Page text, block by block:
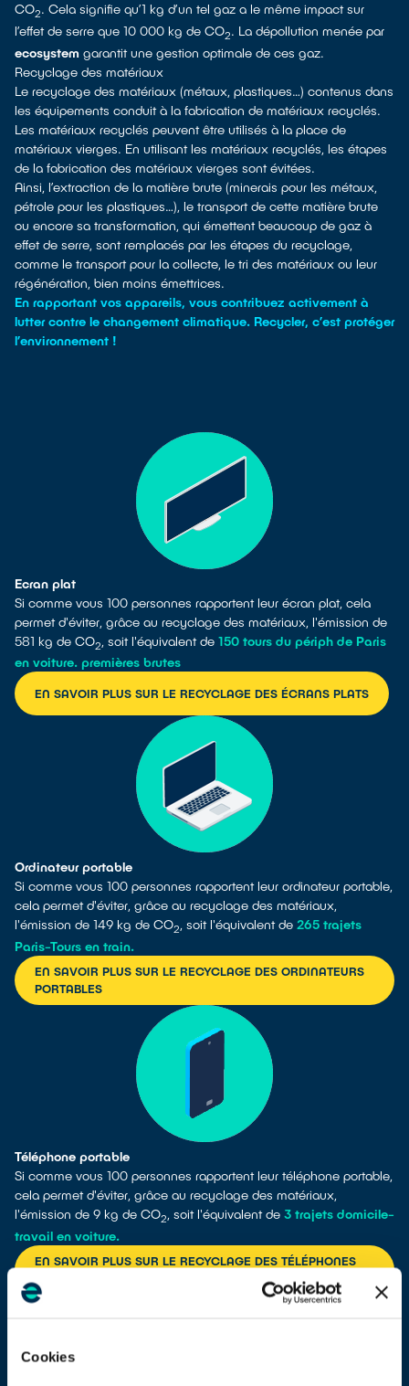
Cookies
CO2. Cela signifie qu’1 kg d’un tel gaz a le même impact sur
l’effet de serre que 10 000 kg de CO2. La dépollution menée par
ecosystem garantit une gestion optimale de ces gaz.
Recyclage des matériaux
Le recyclage des matériaux (métaux, plastiques…) contenus dans
les équipements conduit à la fabrication de matériaux recyclés.
Les matériaux recyclés peuvent être utilisés à la place de
matériaux vierges. En utilisant les matériaux recyclés, les étapes
de la fabrication des matériaux vierges sont évitées.
Ainsi, l’extraction de la matière brute (minerais pour les métaux,
pétrole pour les plastiques…), le transport de cette matière brute
ou encore sa transformation, qui émettent beaucoup de gaz à
effet de serre, sont remplacés par les étapes du recyclage,
comme le transport pour la collecte, le tri des matériaux ou leur
régénération, bien moins émettrices.
En rapportant vos appareils, vous contribuez activement à
lutter contre le changement climatique. Recycler, c’est protéger
l’environnement !
Ecran plat
Si comme vous 100 personnes rapportent leur écran plat, cela
permet d'éviter, grâce au recyclage des matériaux, l'émission de
581 kg de CO2, soit l'équivalent de 150 tours du périph de Paris
en voiture. premières brutes
EN SAVOIR PLUS SUR LE RECYCLAGE DES ÉCRANS PLATS
Ordinateur portable
Si comme vous 100 personnes rapportent leur ordinateur portable,
cela permet d'éviter, grâce au recyclage des matériaux,
l'émission de 149 kg de CO2, soit l'équivalent de 265 trajets
Paris-Tours en train.
EN SAVOIR PLUS SUR LE RECYCLAGE DES ORDINATEURS
PORTABLES
Téléphone portable
Si comme vous 100 personnes rapportent leur téléphone portable,
cela permet d'éviter, grâce au recyclage des matériaux,
l'émission de 9 kg de CO2, soit l'équivalent de 3 trajets domicile-
travail en voiture.
EN SAVOIR PLUS SUR LE RECYCLAGE DES TÉLÉPHONES